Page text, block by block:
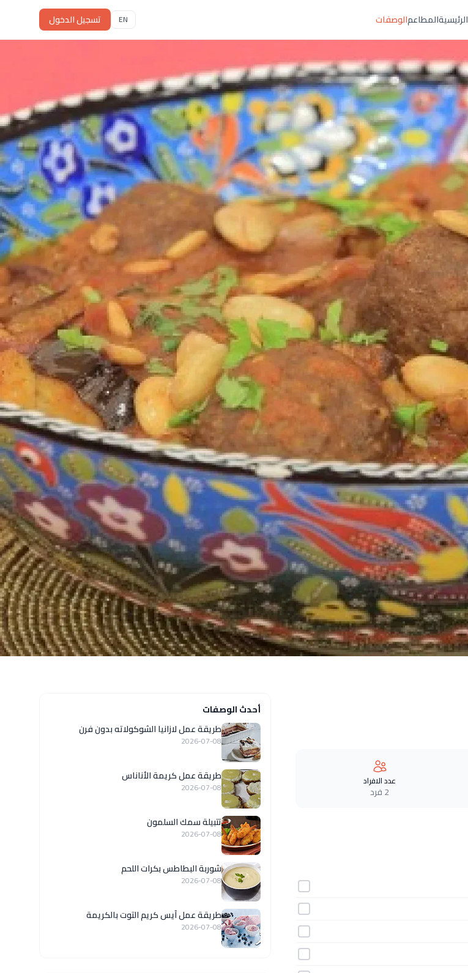
الرئيسيةالمطاعمالوصفات EN تسجيل الدخول
عدد الافراد
2 فرد
أحدث الوصفات
طريقة عمل لازانيا الشوكولاته بدون فرن
2026-07-08
طريقة عمل كريمة الأناناس
2026-07-08
تتبيلة سمك السلمون
2026-07-08
شوربة البطاطس بكرات اللحم
2026-07-08
طريقة عمل آيس كريم التوت بالكريمة
2026-07-08